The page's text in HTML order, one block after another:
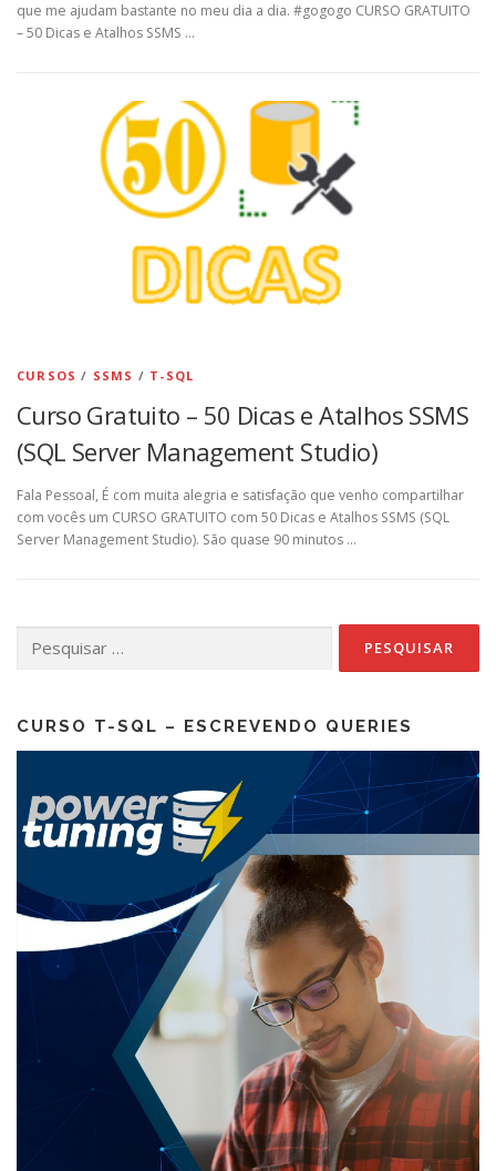
que me ajudam bastante no meu dia a dia. #gogogo CURSO GRATUITO
– 50 Dicas e Atalhos SSMS …
CURSOS / SSMS / T-SQL
Curso Gratuito – 50 Dicas e Atalhos SSMS
(SQL Server Management Studio)
Fala Pessoal, É com muita alegria e satisfação que venho compartilhar
com vocês um CURSO GRATUITO com 50 Dicas e Atalhos SSMS (SQL
Server Management Studio). São quase 90 minutos …
por:
CURSO T-SQL – ESCREVENDO QUERIES